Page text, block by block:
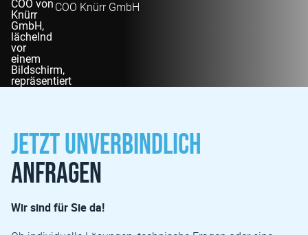
COO Knürr GmbH
Jetzt unverbindlich
anfragen
Wir sind für Sie da!